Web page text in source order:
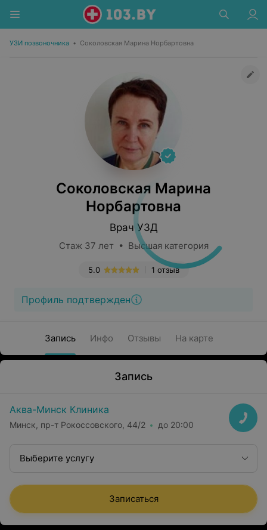
УЗИ позвоночника • Соколовская Марина Норбартовна
Соколовская Марина
Норбартовна
Врач УЗД
Стаж 37 лет • Высшая категория
1 отзыв
5.0
Профиль подтвержден
Запись Инфо Отзывы На карте
Запись
Аква-Минск Клиника
Минск, пр-т Рокоссовского, 44/2 до 20:00
Выберите услугу
Записаться